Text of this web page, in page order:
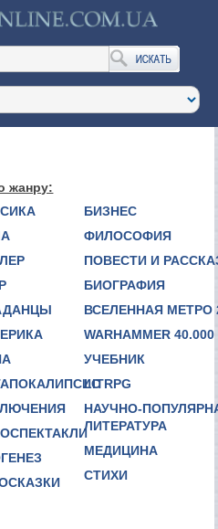
жанру:
БИЗНЕС
ФИЛОСОФИЯ
ПОВЕСТИ И
БИОГРАФИЯ
ВСЕЛЕННАЯ МЕТРО
WARHAMMER 40.000
УЧЕБНИК
LITRPG
НАУЧНО-
ЛИТЕРАТУРА
МЕДИЦИНА
СТИХИ